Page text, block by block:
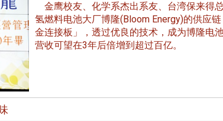
金鹰校友、化学系杰出系友、台湾保来得
氢燃料电池大厂博隆(Bloom Energy)的供应
金连接板」，透过优良的技术，成为博隆电
营收可望在3年后倍增到超过百亿。